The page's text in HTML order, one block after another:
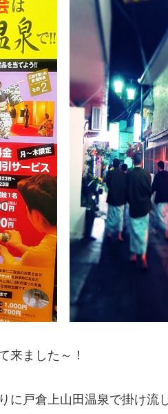
来ました～！
に戸倉上山田温泉で掛け流